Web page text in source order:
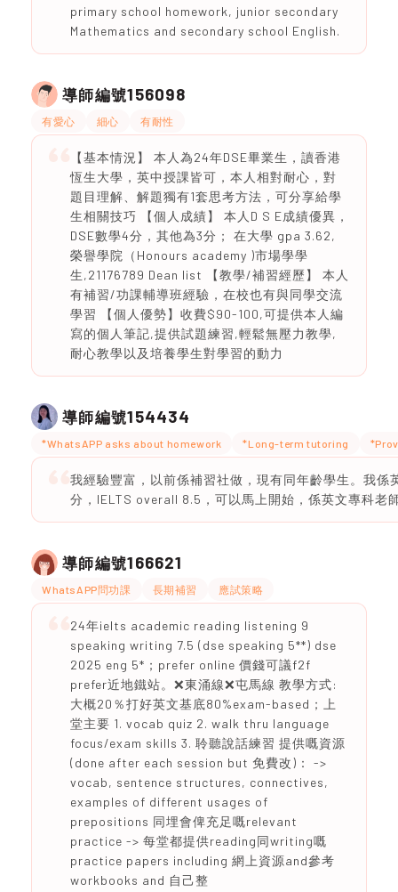
primary school homework, junior secondary
Mathematics and secondary school English.
導師編號156098
有愛心 細心 有耐性
【基本情況】 本人為24年DSE畢業生，讀香港
恆生大學，英中授課皆可，本人相對耐心，對
題目理解、解題獨有1套思考方法，可分享給學
生相關技巧 【個人成績】 本人D S E成績優異，
DSE數學4分，其他為3分； 在大學 gpa 3.62,
榮譽學院（Honours academy )市場學學
生,21176789 Dean list 【教學/補習經歷】 本人
有補習/功課輔導班經驗，在校也有與同學交流
學習 【個人優勢】收費$90-100,可提供本人編
寫的個人筆記,提供試題練習,輕鬆無壓力教學,
耐心教學以及培養學生對學習的動力
導師編號154434
*WhatsAPP asks about homework *Long-term tutoring
我經驗豐富，以前係補習社做，現有同年齡學生。我係
分，IELTS overall 8.5，可以馬上開始，係英文專科老
導師編號166621
WhatsAPP問功課 長期補習 應試策略
24年ielts academic reading listening 9
speaking writing 7.5 (dse speaking 5**) dse
2025 eng 5*；prefer online 價錢可議f2f
prefer近地鐵站。❌東涌線❌屯馬線 教學方式:
大概20％打好英文基底80%exam-based；上
堂主要 1. vocab quiz 2. walk thru language
focus/exam skills 3. 聆聽說話練習 提供嘅資源
(done after each session but 免費改)： ->
vocab, sentence structures, connectives,
examples of different usages of
prepositions 同埋會俾充足嘅relevant
practice -> 每堂都提供reading同writing嘅
practice papers including 網上資源and參考
workbooks and 自己整